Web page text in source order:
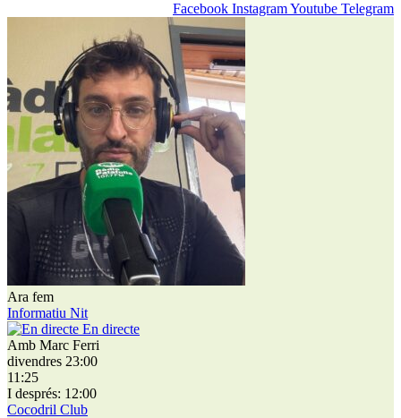
Facebook InstagramYoutube Telegram
Ara fem
Informatiu Nit
En directe
Amb Marc Ferri
divendres 23:00
11:25
I després: 12:00
Cocodril Club